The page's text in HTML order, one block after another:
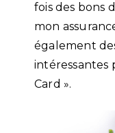
fois des bons
mon
également
intéressantes
Card ».